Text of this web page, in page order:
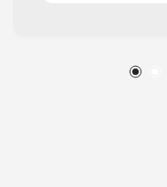
atendimento